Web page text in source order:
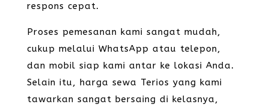
respons cepat.
Proses pemesanan kami sangat mudah,
cukup melalui WhatsApp atau telepon,
dan mobil siap kami antar ke lokasi Anda.
Selain itu, harga sewa Terios yang kami
tawarkan sangat bersaing di kelasnya,